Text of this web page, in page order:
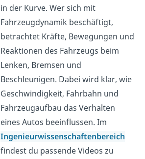
in der Kurve. Wer sich mit
Fahrzeugdynamik beschäftigt,
betrachtet Kräfte, Bewegungen und
Reaktionen des Fahrzeugs beim
Lenken, Bremsen und
Beschleunigen. Dabei wird klar, wie
Geschwindigkeit, Fahrbahn und
Fahrzeugaufbau das Verhalten
eines Autos beeinflussen. Im
Ingenieurwissenschaftenbereich
findest du passende Videos zu